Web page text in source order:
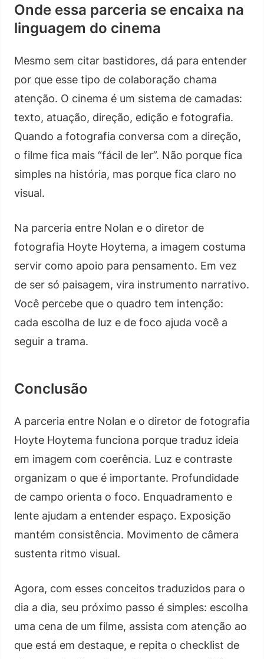
Onde essa parceria se encaixa na
linguagem do cinema
Mesmo sem citar bastidores, dá para entender
por que esse tipo de colaboração chama
atenção. O cinema é um sistema de camadas:
texto, atuação, direção, edição e fotografia.
Quando a fotografia conversa com a direção,
o filme fica mais “fácil de ler”. Não porque fica
simples na história, mas porque fica claro no
visual.
Na parceria entre Nolan e o diretor de
fotografia Hoyte Hoytema, a imagem costuma
servir como apoio para pensamento. Em vez
de ser só paisagem, vira instrumento narrativo.
Você percebe que o quadro tem intenção:
cada escolha de luz e de foco ajuda você a
seguir a trama.
Conclusão
A parceria entre Nolan e o diretor de fotografia
Hoyte Hoytema funciona porque traduz ideia
em imagem com coerência. Luz e contraste
organizam o que é importante. Profundidade
de campo orienta o foco. Enquadramento e
lente ajudam a entender espaço. Exposição
mantém consistência. Movimento de câmera
sustenta ritmo visual.
Agora, com esses conceitos traduzidos para o
dia a dia, seu próximo passo é simples: escolha
uma cena de um filme, assista com atenção ao
que está em destaque, e repita o checklist de